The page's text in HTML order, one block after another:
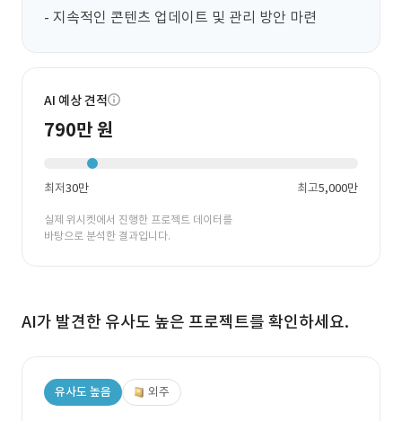
- 지속적인 콘텐츠 업데이트 및 관리 방안 마련
AI 예상 견적
790만 원
최저30만 최고5,000만
실제 위시켓에서 진행한 프로젝트 데이터를
바탕으로 분석한 결과입니다.
AI가 발견한 유사도 높은 프로젝트를 확인하세요.
유사도 높음 외주